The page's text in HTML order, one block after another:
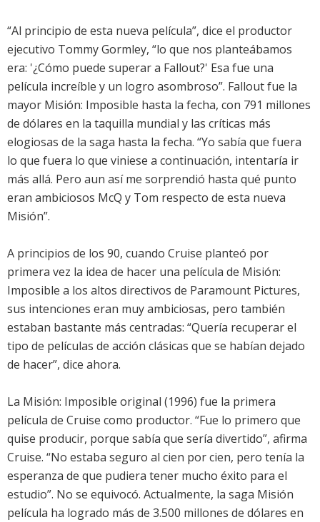
“Al principio de esta nueva película”, dice el productor
ejecutivo Tommy Gormley, “lo que nos planteábamos
era: '¿Cómo puede superar a Fallout?' Esa fue una
película increíble y un logro asombroso”. Fallout fue la
mayor Misión: Imposible hasta la fecha, con 791 millones
de dólares en la taquilla mundial y las críticas más
elogiosas de la saga hasta la fecha. “Yo sabía que fuera
lo que fuera lo que viniese a continuación, intentaría ir
más allá. Pero aun así me sorprendió hasta qué punto
eran ambiciosos McQ y Tom respecto de esta nueva
Misión”.
A principios de los 90, cuando Cruise planteó por
primera vez la idea de hacer una película de Misión:
Imposible a los altos directivos de Paramount Pictures,
sus intenciones eran muy ambiciosas, pero también
estaban bastante más centradas: “Quería recuperar el
tipo de películas de acción clásicas que se habían dejado
de hacer”, dice ahora.
La Misión: Imposible original (1996) fue la primera
película de Cruise como productor. “Fue lo primero que
quise producir, porque sabía que sería divertido”, afirma
Cruise. “No estaba seguro al cien por cien, pero tenía la
esperanza de que pudiera tener mucho éxito para el
estudio”. No se equivocó. Actualmente, la saga Misión
película ha logrado más de 3.500 millones de dólares en